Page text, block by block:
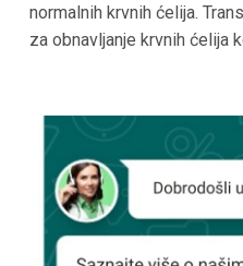
normalnih krvnih ćelija.
za obnavljanje krvnih ćelija